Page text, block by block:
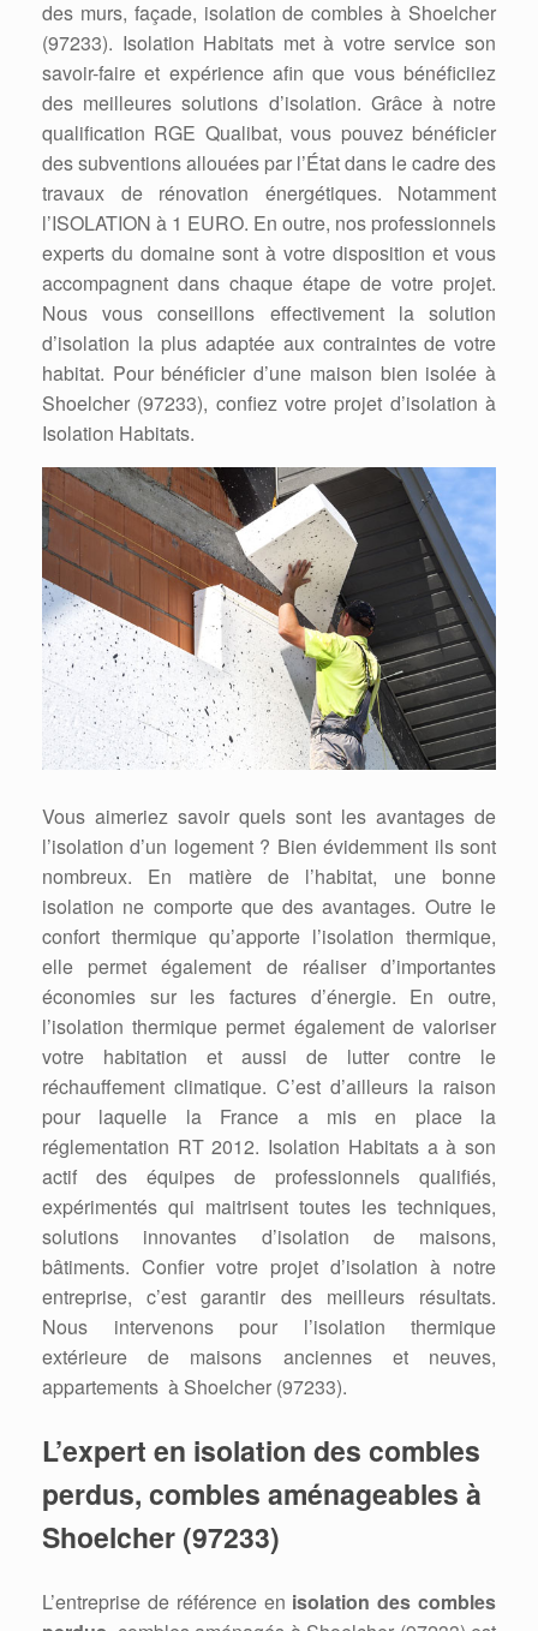
des murs, façade, isolation de combles à Shoelcher
(97233). Isolation Habitats met à votre service son
savoir-faire et expérience afin que vous bénéficiiez
des meilleures solutions d’isolation. Grâce à notre
qualification RGE Qualibat, vous pouvez bénéficier
des subventions allouées par l’État dans le cadre des
travaux de rénovation énergétiques. Notamment
l’ISOLATION à 1 EURO. En outre, nos professionnels
experts du domaine sont à votre disposition et vous
accompagnent dans chaque étape de votre projet.
Nous vous conseillons effectivement la solution
d’isolation la plus adaptée aux contraintes de votre
habitat. Pour bénéficier d’une maison bien isolée à
Shoelcher (97233), confiez votre projet d’isolation à
Isolation Habitats.
Vous aimeriez savoir quels sont les avantages de
l’isolation d’un logement ? Bien évidemment ils sont
nombreux. En matière de l’habitat, une bonne
isolation ne comporte que des avantages. Outre le
confort thermique qu’apporte l’isolation thermique,
elle permet également de réaliser d’importantes
économies sur les factures d’énergie. En outre,
l’isolation thermique permet également de valoriser
votre habitation et aussi de lutter contre le
réchauffement climatique. C’est d’ailleurs la raison
pour laquelle la France a mis en place la
réglementation RT 2012. Isolation Habitats a à son
actif des équipes de professionnels qualifiés,
expérimentés qui maitrisent toutes les techniques,
solutions innovantes d’isolation de maisons,
bâtiments. Confier votre projet d’isolation à notre
entreprise, c’est garantir des meilleurs résultats.
Nous intervenons pour l’isolation thermique
extérieure de maisons anciennes et neuves,
appartements à Shoelcher (97233).
L’expert en isolation des combles
perdus, combles aménageables à
Shoelcher (97233)
L’entreprise de référence en isolation des combles